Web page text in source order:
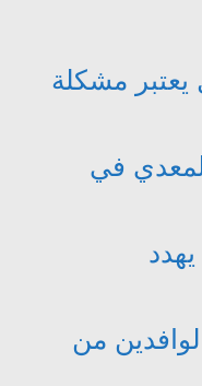
يعتبر مشكلة
في
من